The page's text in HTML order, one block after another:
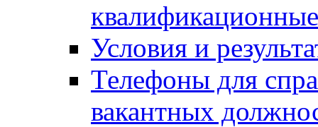
Условия и
Телефоны для
вакантных